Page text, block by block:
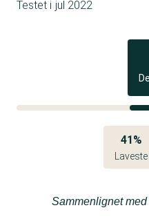
Testet i jul 2022
41%
Laveste
Sammenlignet med